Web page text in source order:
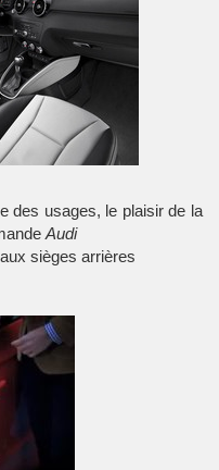
des usages, le plaisir de la
Audi
sièges arrières